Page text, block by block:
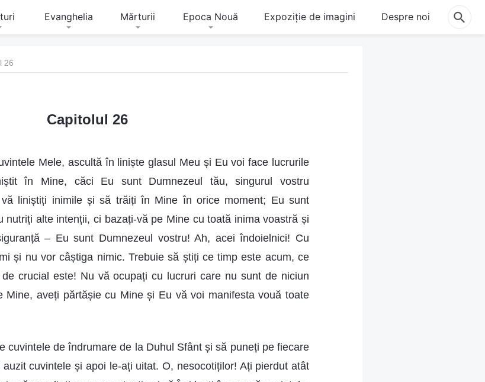
Evanghelia Mărturii Epoca Nouă Expoziție de imagini Despre noi
26
Capitolul 26
Mele, ascultă în liniște glasul Meu și Eu voi face lucrurile
în Mine, căci Eu sunt Dumnezeul tău, singurul vostru
vă liniștiți inimile și să trăiți în Mine în orice moment; Eu sunt
nutriți alte intenții, ci bazați-vă pe Mine cu toată inima voastră și
– Eu sunt Dumnezeul vostru! Ah, acei îndoielnici! Cu
și nu vor câștiga nimic. Trebuie să știți ce timp este acum, ce
crucial este! Nu vă ocupați cu lucruri care nu sunt de niciun
Mine, aveți părtășie cu Mine și Eu vă voi manifesta vouă toate
cuvintele de îndrumare de la Duhul Sfânt și să puneți pe fiecare
cuvintele și apoi le-ați uitat. O, nesocotiților! Ați pierdut atât